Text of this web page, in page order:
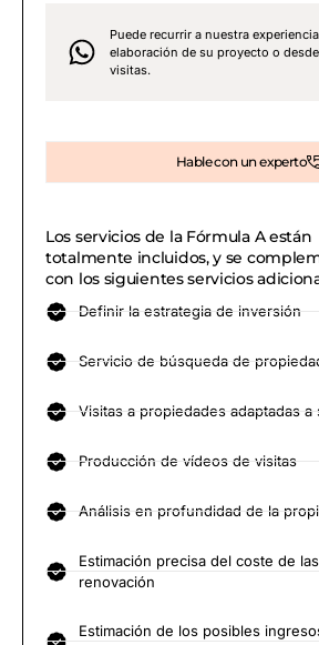
Puede recurrir a nuestra
elaboración de su proyecto o
visitas.
Hable con un experto
Los servicios de la Fórmula A están
totalmente incluidos, y se
con los siguientes servicios
Definir la estrategia de inversión
Servicio de búsqueda de
Visitas a propiedades adaptadas
Producción de vídeos de visitas
Análisis en profundidad de la
Estimación precisa del coste de
renovación
Estimación de los posibles